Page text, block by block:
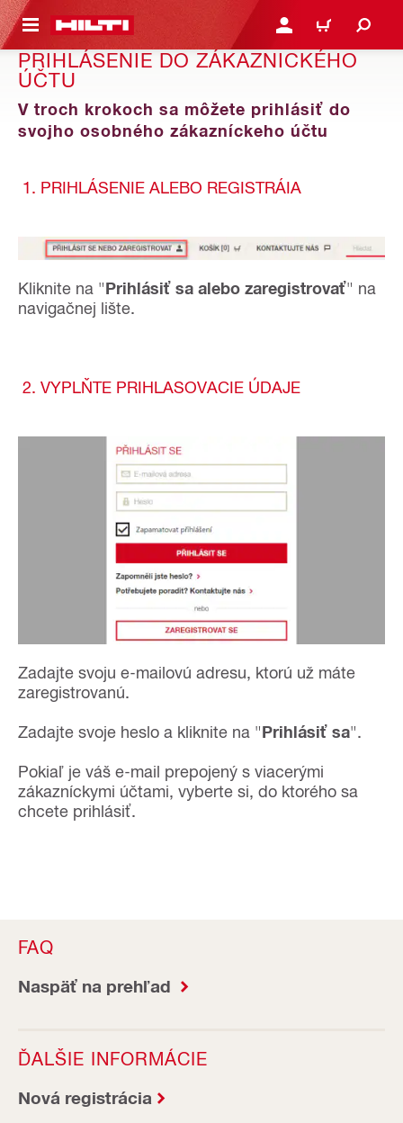
HLAVNÝ OBSAH PRIHLÁSIŤ ALEBO
KOŠÍK
PRIHLÁSENIE DO ZÁKAZNICKÉHO
ÚČTU
V troch krokoch sa môžete prihlásiť do
svojho osobného zákazníckeho účtu
1. PRIHLÁSENIE ALEBO REGISTRÁIA
Kliknite na "Prihlásiť sa alebo zaregistrovať" na
navigačnej lište.
2. VYPLŇTE PRIHLASOVACIE ÚDAJE
Zadajte svoju e-mailovú adresu, ktorú už máte
zaregistrovanú.
Zadajte svoje heslo a kliknite na "Prihlásiť sa".
Pokiaľ je váš e-mail prepojený s viacerými
zákazníckymi účtami, vyberte si, do ktorého sa
chcete prihlásiť.
FAQ
Naspäť na prehľad
ĎALŠIE INFORMÁCIE
Nová registrácia